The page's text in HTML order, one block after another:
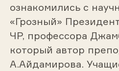
ознакомились с
«Грозный»
ЧР, профессора
который автор
А.Айдамирова.